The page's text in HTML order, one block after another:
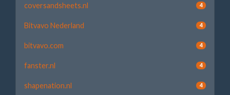
coversandsheets.nl 4
Bitvavo Nederland 4
bitvavo.com 4
fanster.nl 4
shapenation.nl 4